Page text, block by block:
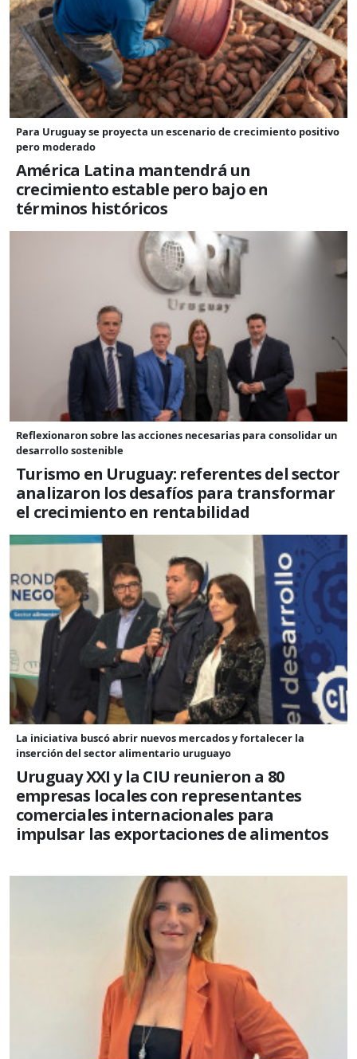
Para Uruguay se proyecta un escenario de crecimiento positivo
pero moderado
América Latina mantendrá un
crecimiento estable pero bajo en
términos históricos
Reflexionaron sobre las acciones necesarias para consolidar un
desarrollo sostenible
Turismo en Uruguay: referentes del sector
analizaron los desafíos para transformar
el crecimiento en rentabilidad
La iniciativa buscó abrir nuevos mercados y fortalecer la
inserción del sector alimentario uruguayo
Uruguay XXI y la CIU reunieron a 80
empresas locales con representantes
comerciales internacionales para
impulsar las exportaciones de alimentos